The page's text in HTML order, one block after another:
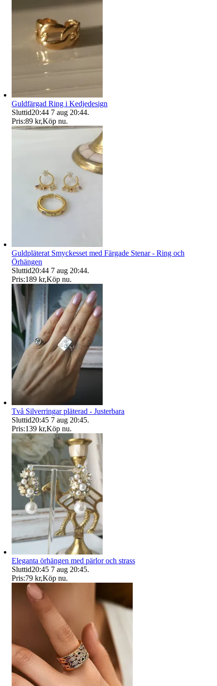
Guldfärgad Ring i Kedjedesign
Sluttid20:44 7 aug 20:44.
Pris:89 kr,Köp nu.
Guldpläterat Smyckesset med Färgade Stenar - Ring och
Örhängen
Sluttid20:44 7 aug 20:44.
Pris:189 kr,Köp nu.
Två Silverringar pläterad - Justerbara
Sluttid20:45 7 aug 20:45.
Pris:139 kr,Köp nu.
Eleganta örhängen med pärlor och strass
Sluttid20:45 7 aug 20:45.
Pris:79 kr,Köp nu.